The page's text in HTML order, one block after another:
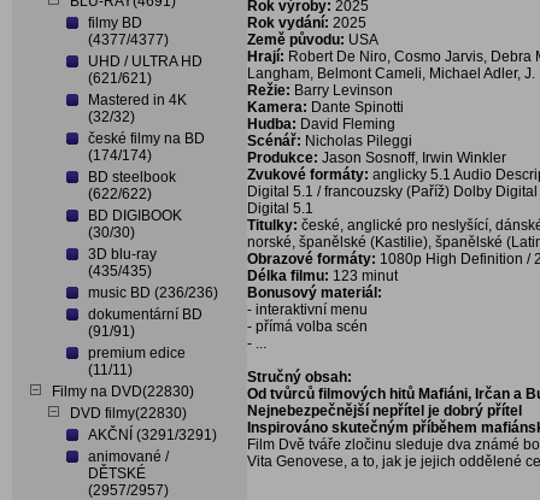
filmy BD
(4377/4377)
UHD / ULTRA HD
(621/621)
Mastered in 4K
(32/32)
české filmy na BD
(174/174)
BD steelbook
(622/622)
BD DIGIBOOK
(30/30)
3D blu-ray
(435/435)
music BD (236/236)
dokumentární BD
(91/91)
premium edice
(11/11)
Filmy na DVD(22830)
DVD filmy(22830)
AKČNÍ (3291/3291)
animované /
DĚTSKÉ
(2957/2957)
Rok výroby: 2025
Rok vydání: 2025
Země původu: USA
Hrají: Robert De Niro, Cosmo Jarvis,
Langham, Belmont Cameli, Michael Adler,
Režie: Barry Levinson
Kamera: Dante Spinotti
Hudba: David Fleming
Scénář: Nicholas Pileggi
Produkce: Jason Sosnoff, Irwin Winkler
Zvukové formáty: anglicky 5.1 Audio
Digital 5.1 / francouzsky (Paříž) Dolby
Digital 5.1
Titulky: české, anglické pro neslyšící,
norské, španělské (Kastilie), španělské
Obrazové formáty: 1080p High Definition
Délka filmu: 123 minut
Bonusový materiál:
- interaktivní menu
- přímá volba scén
- ...
Stručný obsah:
Od tvůrců filmových hitů Mafiáni, Irčan a
Nejnebezpečnější nepřítel je dobrý přítel
Inspirováno skutečným příběhem
Film Dvě tváře zločinu sleduje dva známé
Vita Genovese, a to, jak je jejich oddělené